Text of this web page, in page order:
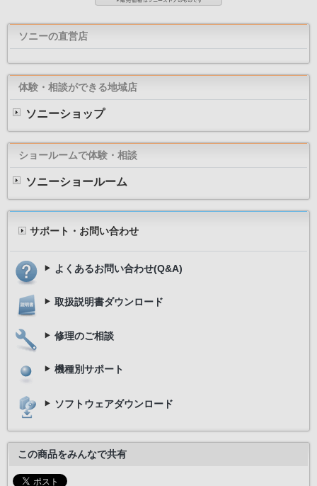
ソニーの直営店
体験・相談ができる地域店
ソニーショップ
ショールームで体験・相談
ソニーショールーム
サポート・お問い合わせ
よくあるお問い合わせ(Q&A)
取扱説明書ダウンロード
修理のご相談
機種別サポート
ソフトウェアダウンロード
この商品をみんなで共有